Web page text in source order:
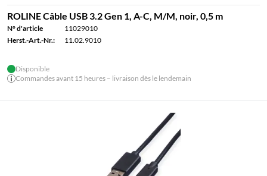
ROLINE Câble USB 3.2 Gen 1, A-C, M/M, noir, 0,5 m
N° d'article
11029010
Herst.-Art.-Nr.:
11.02.9010
Disponible
Commandes avant 15 heures – livraison dès le lendemain